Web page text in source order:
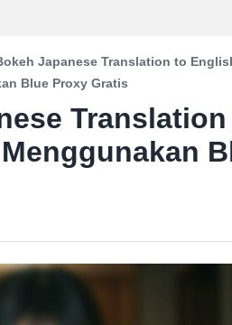
Japanese Translation to
Blue Proxy Gratis